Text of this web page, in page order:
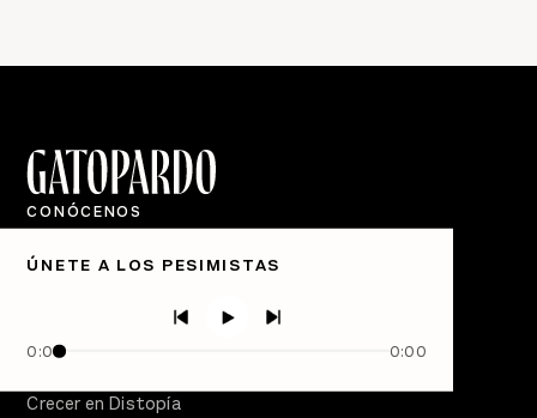
ÚNETE A LOS PESIMISTAS
0:00 0:00
CONÓCENOS
Quiénes Somos
Directorio
Semanario Gatopardo
Crecer en Distopía